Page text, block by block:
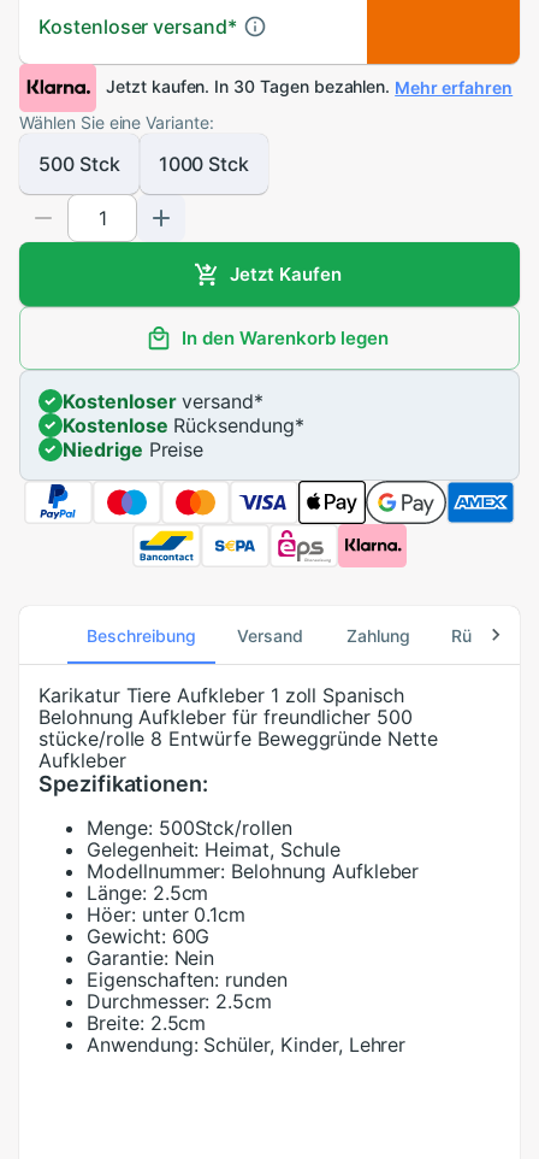
Kostenloser versand*
Jetzt kaufen. In 30 Tagen bezahlen. Mehr erfahren
Wählen Sie eine Variante:
500 Stck 1000 Stck
Jetzt Kaufen
In den Warenkorb legen
Kostenloserversand*
Kostenlose Rücksendung*
Niedrige Preise
Beschreibung Versand Zahlung
Karikatur Tiere Aufkleber 1 zoll Spanisch
Belohnung Aufkleber für freundlicher 500
stücke/rolle 8 Entwürfe Beweggründe Nette
Aufkleber
Spezifikationen:
Menge: 500Stck/rollen
Gelegenheit: Heimat, Schule
Modellnummer: Belohnung Aufkleber
Länge: 2.5cm
Höer: unter 0.1cm
Gewicht: 60G
Garantie: Nein
Eigenschaften: runden
Durchmesser: 2.5cm
Breite: 2.5cm
Anwendung: Schüler, Kinder, Lehrer